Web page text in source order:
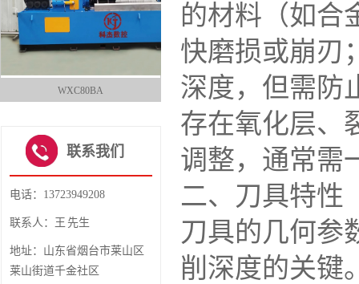
的材料（如合
快磨损或崩刃
深度，但需防
存在氧化层、
调整，通常需
二、刀具特性
刀具的几何参
削深度的关键
WXC80BA
WXC130CA
联系我们
电话：13723949208
联系人：王 先生
地址：山东省烟台市莱山区
莱山街道千金社区